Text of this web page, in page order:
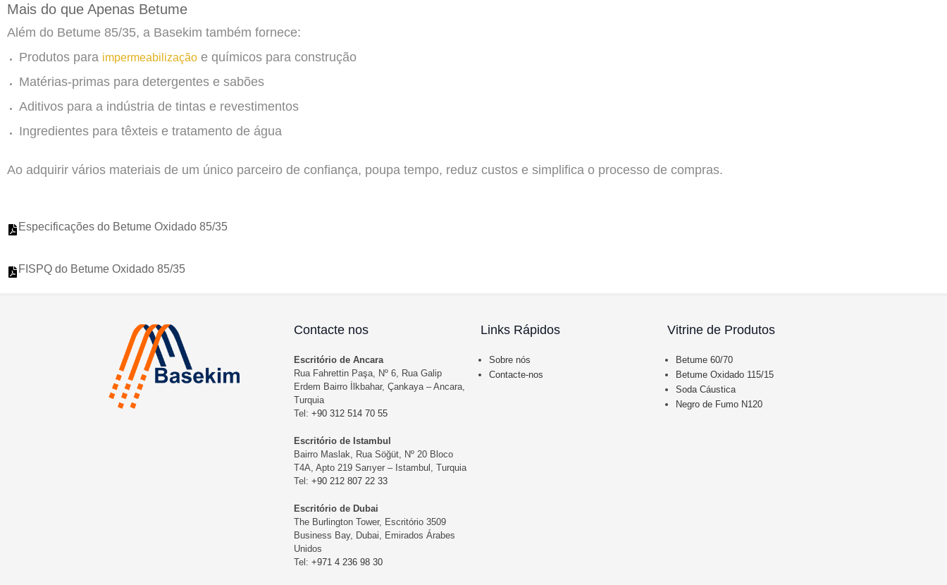
Mais do que Apenas Betume
Além do Betume 85/35, a Basekim também fornece:
Produtos para impermeabilização e químicos para construção
Matérias-primas para detergentes e sabões
Aditivos para a indústria de tintas e revestimentos
Ingredientes para têxteis e tratamento de água
Ao adquirir vários materiais de um único parceiro de confiança, poupa tempo, reduz custos e simplifica o processo de compras.
Especificações do Betume Oxidado 85/35
FISPQ do Betume Oxidado 85/35
Contacte nos
Escritório de Ancara
Rua Fahrettin Paşa, Nº 6, Rua Galip
Erdem Bairro İlkbahar, Çankaya – Ancara,
Turquia
Tel: +90 312 514 70 55
Escritório de Istambul
Bairro Maslak, Rua Söğüt, Nº 20 Bloco
T4A, Apto 219 Sarıyer – Istambul, Turquia
Tel: +90 212 807 22 33
Escritório de Dubai
The Burlington Tower, Escritório 3509
Business Bay, Dubai, Emirados Árabes
Unidos
Tel: +971 4 236 98 30
Links Rápidos
Sobre nós
Contacte-nos
Vitrine de Produtos
Betume 60/70
Betume Oxidado 115/15
Soda Cáustica
Negro de Fumo N120